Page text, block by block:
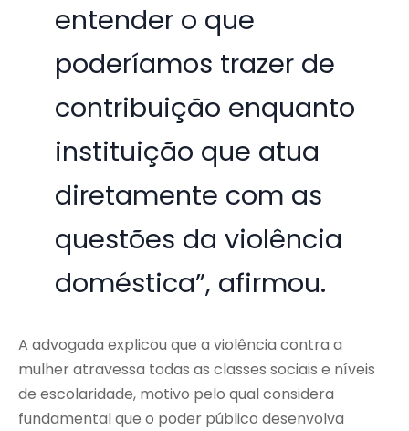
entender o que
poderíamos trazer de
contribuição enquanto
instituição que atua
diretamente com as
questões da violência
doméstica”, afirmou.
A advogada explicou que a violência contra a
mulher atravessa todas as classes sociais e níveis
de escolaridade, motivo pelo qual considera
fundamental que o poder público desenvolva